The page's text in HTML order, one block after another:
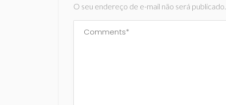
O seu endereço de e-mail não será publicado.